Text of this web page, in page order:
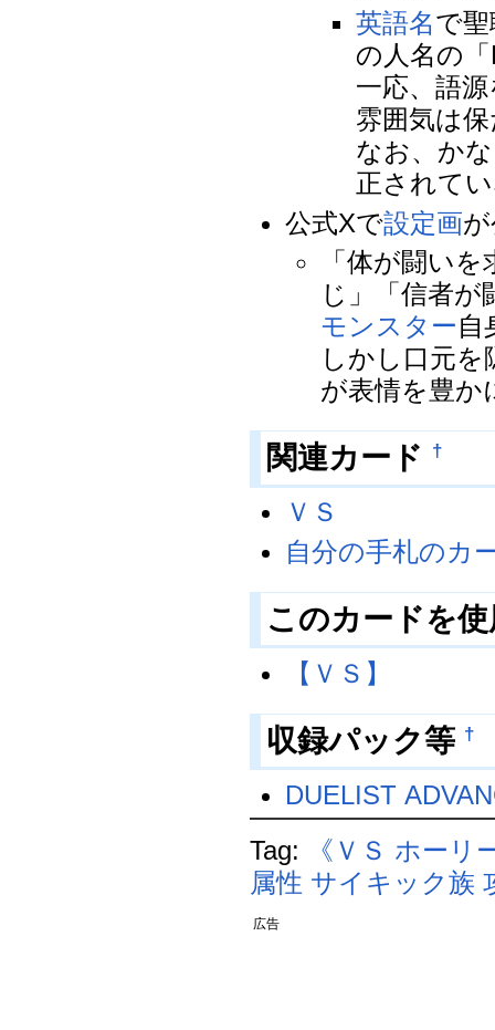
英語名で
の人名の
一応、語
雰囲気は
なお、か
正されて
公式Xで設定画
「体が闘い
じ」「信者
モンスター自
しかし口元を
が表情を豊か
関連カード †
ＶＳ
自分の手札のカ
このカードを
【ＶＳ】
収録パック等 †
DUELIST
Tag:
《ＶＳ ホーリ
属性 サイキック族
広告